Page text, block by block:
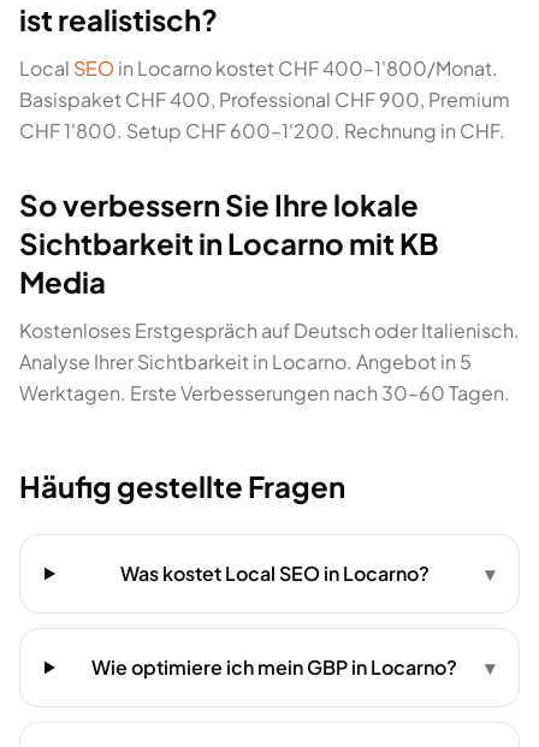
ist realistisch?
Local SEO in Locarno kostet CHF 400–1'800/Monat.
Basispaket CHF 400, Professional CHF 900, Premium
CHF 1'800. Setup CHF 600–1'200. Rechnung in CHF.
So verbessern Sie Ihre lokale
Sichtbarkeit in Locarno mit KB
Media
Kostenloses Erstgespräch auf Deutsch oder Italienisch.
Analyse Ihrer Sichtbarkeit in Locarno. Angebot in 5
Werktagen. Erste Verbesserungen nach 30–60 Tagen.
Häufig gestellte Fragen
Was kostet Local SEO in Locarno? ▾
Wie optimiere ich mein GBP in Locarno? ▾